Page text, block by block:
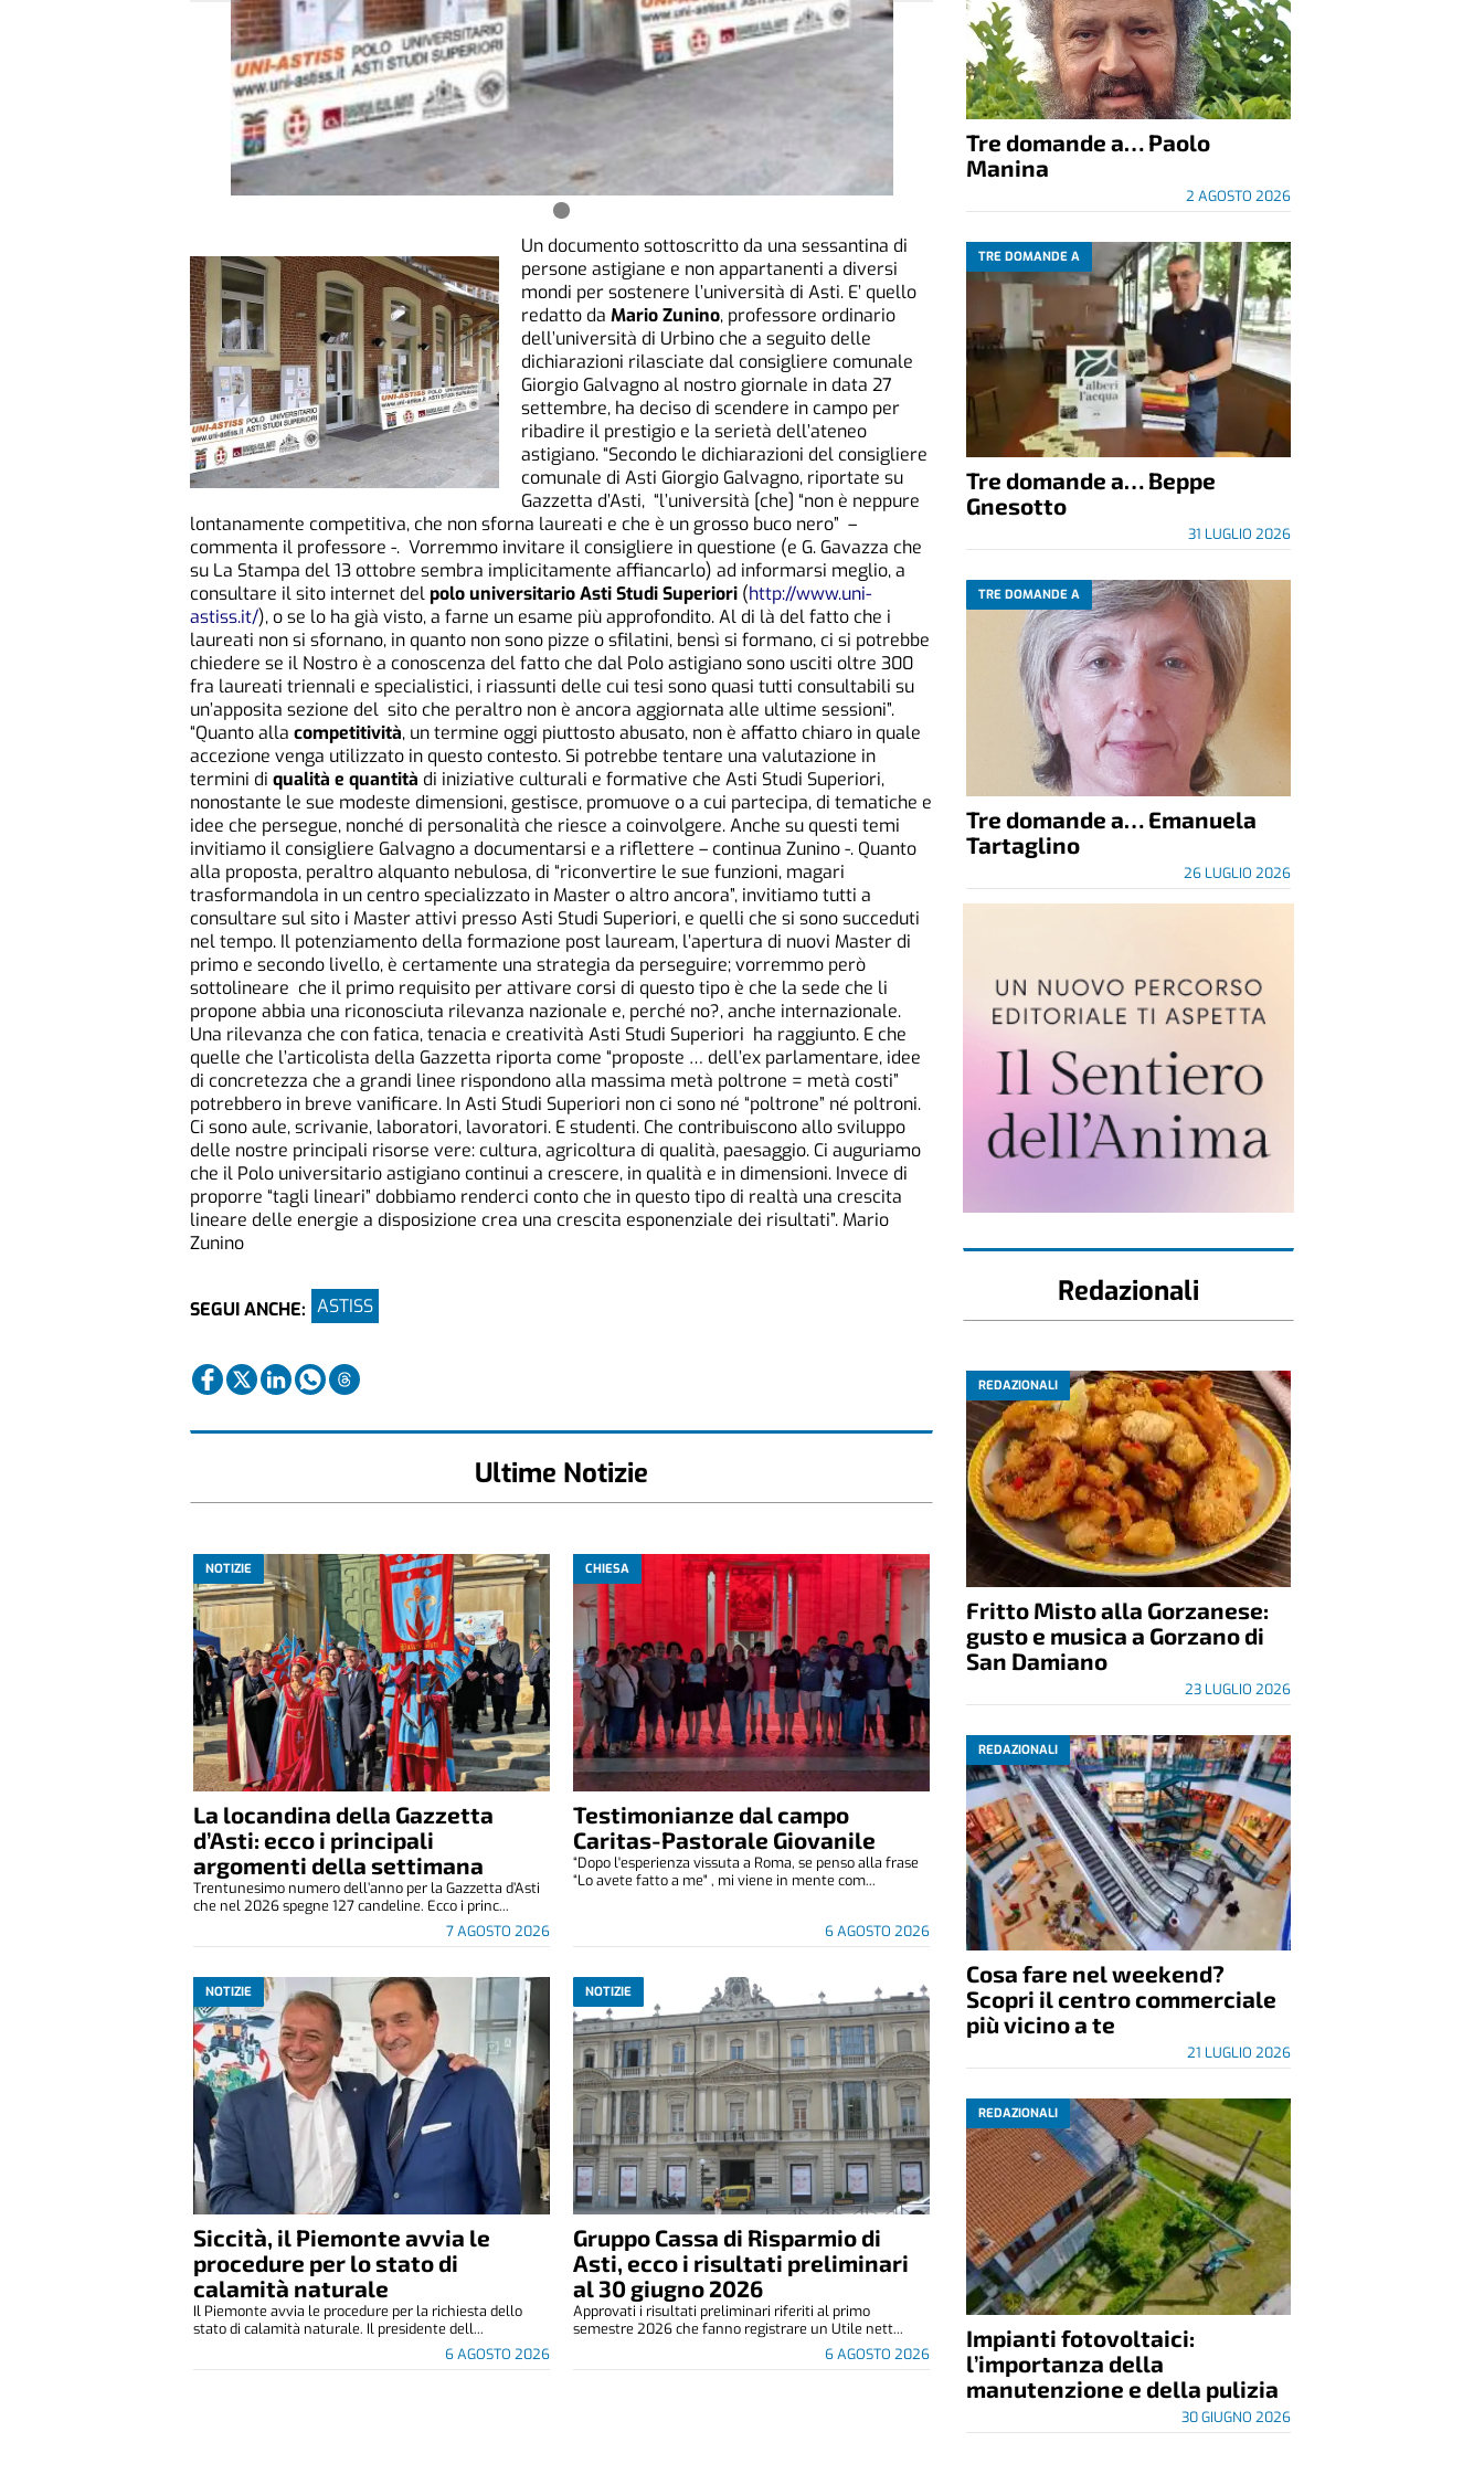
Un documento sottoscritto da una sessantina di
persone astigiane e non appartanenti a diversi
mondi per sostenere l’università di Asti. E’ quello
redatto da Mario Zunino, professore ordinario
dell’università di Urbino che a seguito delle
dichiarazioni rilasciate dal consigliere comunale
Giorgio Galvagno al nostro giornale in data 27
settembre, ha deciso di scendere in campo per
ribadire il prestigio e la serietà dell’ateneo
astigiano. “Secondo le dichiarazioni del consigliere
comunale di Asti Giorgio Galvagno, riportate su
Gazzetta d’Asti, “l’università [che] “non è neppure
lontanamente competitiva, che non sforna laureati e che è un grosso buco nero” –
commenta il professore -. Vorremmo invitare il consigliere in questione (e G. Gavazza che
su La Stampa del 13 ottobre sembra implicitamente affiancarlo) ad informarsi meglio, a
consultare il sito internet delpolo universitario Asti Studi Superiori (http://www.uni-
astiss.it/), o se lo ha già visto, a farne un esame più approfondito. Al di là del fatto che i
laureati non si sfornano, in quanto non sono pizze o sfilatini, bensì si formano, ci si potrebbe
chiedere se il Nostro è a conoscenza del fatto che dal Polo astigiano sono usciti oltre 300
fra laureati triennali e specialistici, i riassunti delle cui tesi sono quasi tutti consultabili su
un’apposita sezione del sito che peraltro non è ancora aggiornata alle ultime sessioni”.
“Quanto alla competitività, un termine oggi piuttosto abusato, non è affatto chiaro in quale
accezione venga utilizzato in questo contesto. Si potrebbe tentare una valutazione in
termini di qualità e quantità di iniziative culturali e formative che Asti Studi Superiori,
nonostante le sue modeste dimensioni, gestisce, promuove o a cui partecipa, di tematiche e
idee che persegue, nonché di personalità che riesce a coinvolgere. Anche su questi temi
invitiamo il consigliere Galvagno a documentarsi e a riflettere – continua Zunino -. Quanto
alla proposta, peraltro alquanto nebulosa, di “riconvertire le sue funzioni, magari
trasformandola in un centro specializzato in Master o altro ancora”, invitiamo tutti a
consultare sul sito i Master attivi presso Asti Studi Superiori, e quelli che si sono succeduti
nel tempo. Il potenziamento della formazione post lauream, l’apertura di nuovi Master di
primo e secondo livello, è certamente una strategia da perseguire; vorremmo però
sottolineare che il primo requisito per attivare corsi di questo tipo è che la sede che li
propone abbia una riconosciuta rilevanza nazionale e, perché no?, anche internazionale.
Una rilevanza che con fatica, tenacia e creatività Asti Studi Superiori ha raggiunto. E che
quelle che l’articolista della Gazzetta riporta come “proposte … dell’ex parlamentare, idee
di concretezza che a grandi linee rispondono alla massima metà poltrone = metà costi”
potrebbero in breve vanificare. In Asti Studi Superiori non ci sono né “poltrone” né poltroni.
Ci sono aule, scrivanie, laboratori, lavoratori. E studenti. Che contribuiscono allo sviluppo
delle nostre principali risorse vere: cultura, agricoltura di qualità, paesaggio. Ci auguriamo
che il Polo universitario astigiano continui a crescere, in qualità e in dimensioni. Invece di
proporre “tagli lineari” dobbiamo renderci conto che in questo tipo di realtà una crescita
lineare delle energie a disposizione crea una crescita esponenziale dei risultati”. Mario
Zunino
SEGUI ANCHE: ASTISS
Ultime Notizie
NOTIZIE
La locandina della Gazzetta
d’Asti: ecco i principali
argomenti della settimana
7 AGOSTO 2026
Trentunesimo numero dell’anno per la Gazzetta d’Asti
che nel 2026 spegne 127 candeline. Ecco i princ...
CHIESA
Testimonianze dal campo
Caritas-Pastorale Giovanile
6 AGOSTO 2026
“Dopo l'esperienza vissuta a Roma, se penso alla frase
“Lo avete fatto a me" , mi viene in mente com...
NOTIZIE
Siccità, il Piemonte avvia le
procedure per lo stato di
calamità naturale
6 AGOSTO 2026
Il Piemonte avvia le procedure per la richiesta dello
stato di calamità naturale. Il presidente dell...
NOTIZIE
Gruppo Cassa di Risparmio di
Asti, ecco i risultati preliminari
al 30 giugno 2026
6 AGOSTO 2026
Approvati i risultati preliminari riferiti al primo
semestre 2026 che fanno registrare un Utile nett...
Tre domande a… Paolo
Manina
2 AGOSTO 2026
TRE DOMANDE A
Tre domande a… Beppe
Gnesotto
31 LUGLIO 2026
TRE DOMANDE A
Tre domande a… Emanuela
Tartaglino
26 LUGLIO 2026
Redazionali
REDAZIONALI
Fritto Misto alla Gorzanese:
gusto e musica a Gorzano di
San Damiano
23 LUGLIO 2026
REDAZIONALI
Cosa fare nel weekend?
Scopri il centro commerciale
più vicino a te
21 LUGLIO 2026
REDAZIONALI
Impianti fotovoltaici:
l’importanza della
manutenzione e della pulizia
30 GIUGNO 2026